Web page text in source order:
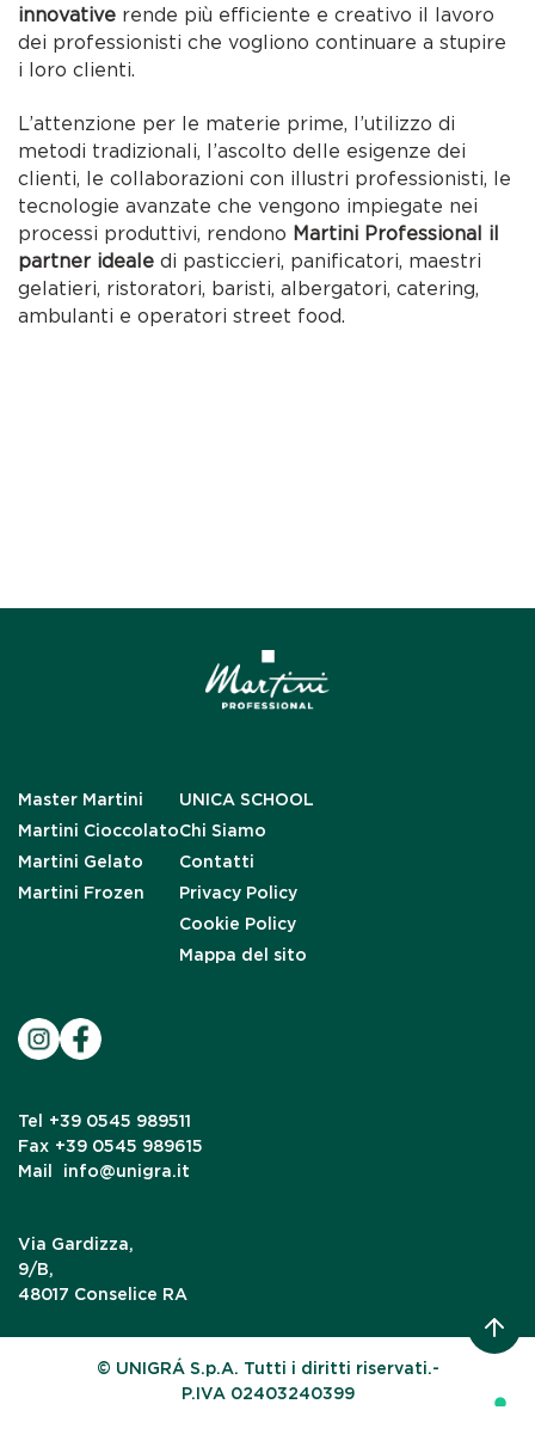
innovative rende più efficiente e creativo il lavoro
dei professionisti che vogliono continuare a stupire
i loro clienti.
L’attenzione per le materie prime, l’utilizzo di
metodi tradizionali, l’ascolto delle esigenze dei
clienti, le collaborazioni con illustri professionisti, le
tecnologie avanzate che vengono impiegate nei
processi produttivi, rendono Martini Professional il
partner ideale di pasticcieri, panificatori, maestri
gelatieri, ristoratori, baristi, albergatori, catering,
ambulanti e operatori street food.
Master Martini
Martini Cioccolato
Martini Gelato
Martini Frozen
UNICA SCHOOL
Chi Siamo
Contatti
Privacy Policy
Cookie Policy
Mappa del sito
Tel
+39 0545 989511
Fax +39 0545 989615
Mail
info@unigra.it
Via Gardizza,
9/B,
48017 Conselice RA
© UNIGRÁ S.p.A. Tutti i diritti riservati.-
P.IVA 02403240399